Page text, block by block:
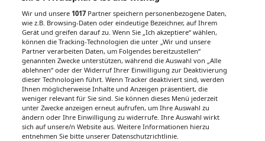
Wir und unsere1017 Partner speichern personenbezogene Daten,
wie z.B. Browsing-Daten oder eindeutige Bezeichner, auf Ihrem
Gerät und greifen darauf zu. Wenn Sie „Ich akzeptiere“ wählen,
können die Tracking-Technologien die unter „Wir und unsere
Partner verarbeiten Daten, um Folgendes bereitzustellen“
genannten Zwecke unterstützen, während die Auswahl von „Alle
ablehnen“ oder der Widerruf Ihrer Einwilligung zur Deaktivierung
dieser Technologien führt. Wenn Tracker deaktiviert sind, werden
Ihnen möglicherweise Inhalte und Anzeigen präsentiert, die
weniger relevant für Sie sind. Sie können dieses Menü jederzeit
unter Zwecke anzeigen erneut aufrufen, um Ihre Auswahl zu
ändern oder Ihre Einwilligung zu widerrufe. Ihre Auswahl wirkt
sich auf unsere/n Website aus. Weitere Informationen hierzu
entnehmen Sie bitte unserer Datenschutzrichtlinie.